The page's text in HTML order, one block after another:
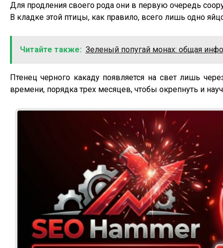
Для продления своего рода они в первую очередь
В кладке этой птицы, как правило, всего лишь одно
Читайте также: Зеленый попугай монах: общая
Птенец черного какаду появляется на свет лишь
времени, порядка трех месяцев, чтобы окрепнуть и